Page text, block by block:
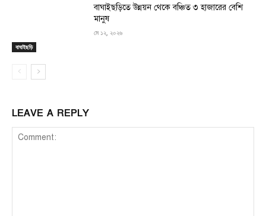
বাঘাইছড়ি
বাঘাইছড়িতে উন্নয়ন থেকে বঞ্চিত ৩ হাজারের বেশি
মানুষ
মে ১২, ২০২৬
LEAVE A REPLY